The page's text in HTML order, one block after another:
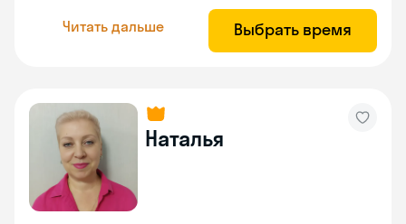
Читать дальше Выбрать время
Наталья